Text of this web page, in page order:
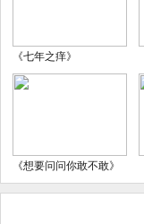
《七年之痒》
《想要问问你敢不敢》